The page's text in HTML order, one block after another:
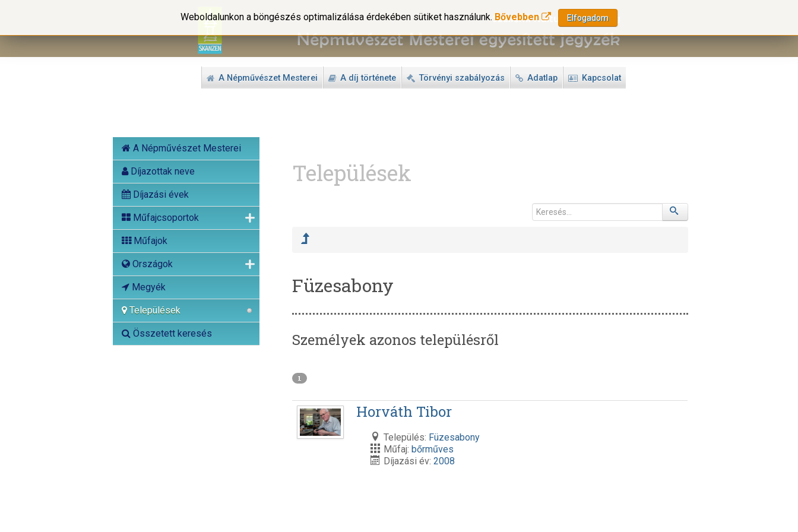
A Népművészet Mesterei A díj története Törvényi szabályozás Adatlap Kapcsolat
A Népművészet Mesterei
Díjazottak neve
Díjazási évek
Műfajcsoportok
Műfajok
Országok
Megyék
Települések
Összetett keresés
Weboldalunkon a böngészés optimalizálása érdekében sütiket használunk. Bővebben Elfogadom
Települések
Füzesabony
Személyek azonos településről
1
Horváth Tibor
Település: Füzesabony
Műfaj:bőrműves
Díjazási év:2008